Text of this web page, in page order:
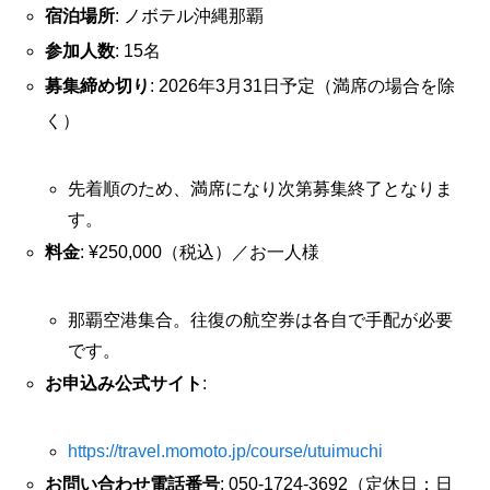
宿泊場所: ノボテル沖縄那覇
参加人数: 15名
募集締め切り : 2026年3月31日予定（満席の場合を除
く）
先着順のため、満席になり次第募集終了となりま
す。
料金: ¥250,000（税込）／お一人様
那覇空港集合。往復の航空券は各自で手配が必要
です。
お申込み公式サイト :
https://travel.momoto.jp/course/utuimuchi
お問い合わせ電話番号: 050-1724-3692（定休日：日